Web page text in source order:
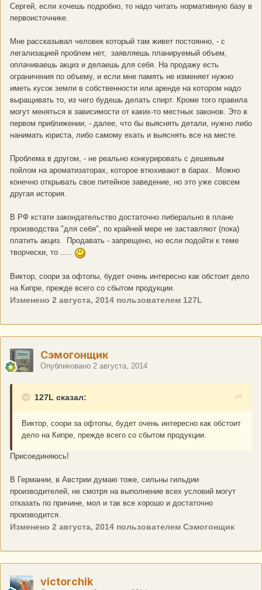
Сергей, если хочешь подробно, то надо читать нормативную базу в
первоисточнике.
Мне рассказывал человек который там живет постоянно, - с
легализацией проблем нет, заявляешь планируемый объем,
оплачиваешь акциз и делаешь для себя. На продажу есть
ограничения по объему, и если мне память не изменяет нужно
иметь кусок земли в собственности или аренде на котором надо
выращивать то, из чего будешь делать спирт. Кроме того правила
могут меняться в зависимости от каких-то местных законов. Это в
первом приближении, - далее, что бы выяснять детали, нужно либо
нанимать юриста, либо самому ехать и выяснять все на месте.
Проблема в другом, - не реально конкурировать с дешевым
пойлом на ароматизаторах, которое втюхивают в барах. Можно
конечно открывать свое питейное заведение, но это уже совсем
другая история.
В РФ кстати закондательство достаточно либерально в плане
производства "для себя", по крайней мере не заставляют (пока)
платить акциз. Продавать - запрещено, но если подойти к теме
творчески, то .....
Виктор, соори за офтопы, будет очень интересно как обстоит дело
на Кипре, прежде всего со сбытом продукции.
Изменено 2 августа, 2014 пользователем 127L
Сэмогонщик
Опубликовано 2 августа, 2014
127L сказал:
Виктор, соори за офтопы, будет очень интересно как обстоит
дело на Кипре, прежде всего со сбытом продукции.
Присоединяюсь!
В Германии, в Австрии думаю тоже, сильны гильдии
производителей, не смотря на выполнение всех условий могут
отказать по причине, мол и так все хорошо и достаточно
производится.
Изменено 2 августа, 2014 пользователем Сэмогонщик
victorchik